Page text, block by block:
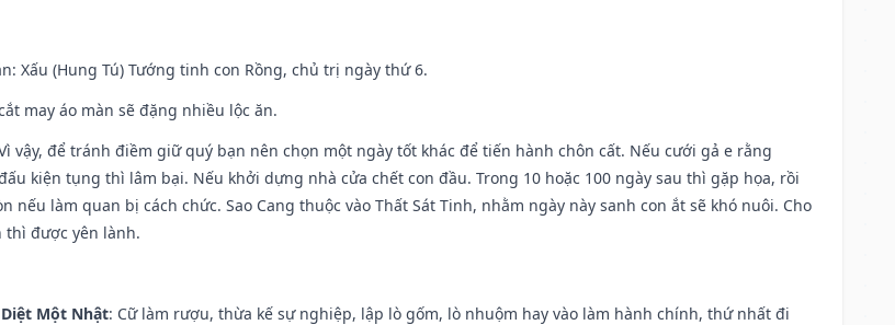
Xấu (Hung Tú) Tướng tinh con Rồng, chủ trị ngày thứ 6.
may áo màn sẽ đặng nhiều lộc ăn.
vậy, để tránh điềm giữ quý bạn nên chọn một ngày tốt khác để tiến hành chôn cất. Nếu cưới gả e rằng
kiện tụng thì lâm bại. Nếu khởi dựng nhà cửa chết con đầu. Trong 10 hoặc 100 ngày sau thì gặp họa, rồi
nếu làm quan bị cách chức. Sao Cang thuộc vào Thất Sát Tinh, nhằm ngày này sanh con ắt sẽ khó nuôi. Cho
thì được yên lành.
Diệt Một Nhật: Cữ làm rượu, thừa kế sự nghiệp, lập lò gốm, lò nhuộm hay vào làm hành chính, thứ nhất đi